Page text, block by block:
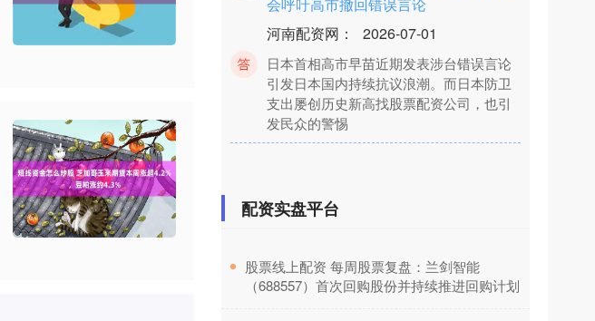
河南配资网： 2026-07-01
日本首相高市早苗近期发表涉台错误言论
引发日本国内持续抗议浪潮。而日本防卫
支出屡创历史新高找股票配资公司，也引
发民众的警惕
那个股票平台好 自古以来能被冠以伟大
线上配资平台
好，名篇也多得数不清。真要把“伟大”这两
个字放到一个诗人身上，光有才气不够，
配资实盘平台
​股票线上配资 每周股票复盘：兰剑智能
（688557）首次回购股份并持续推进回购计划